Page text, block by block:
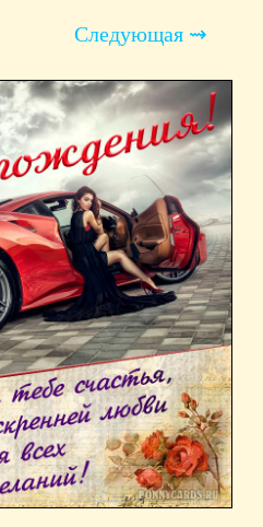
Следующая ⇝